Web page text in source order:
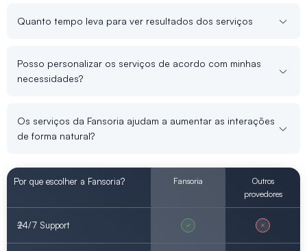
Quanto tempo leva para ver resultados dos serviços
Posso personalizar os serviços de acordo com minhas
necessidades?
Os serviços da Fansoria ajudam a aumentar as interações
de forma natural?
Por que escolher a Fansoria? Fansoria
Outros
provedores
24/7 Support